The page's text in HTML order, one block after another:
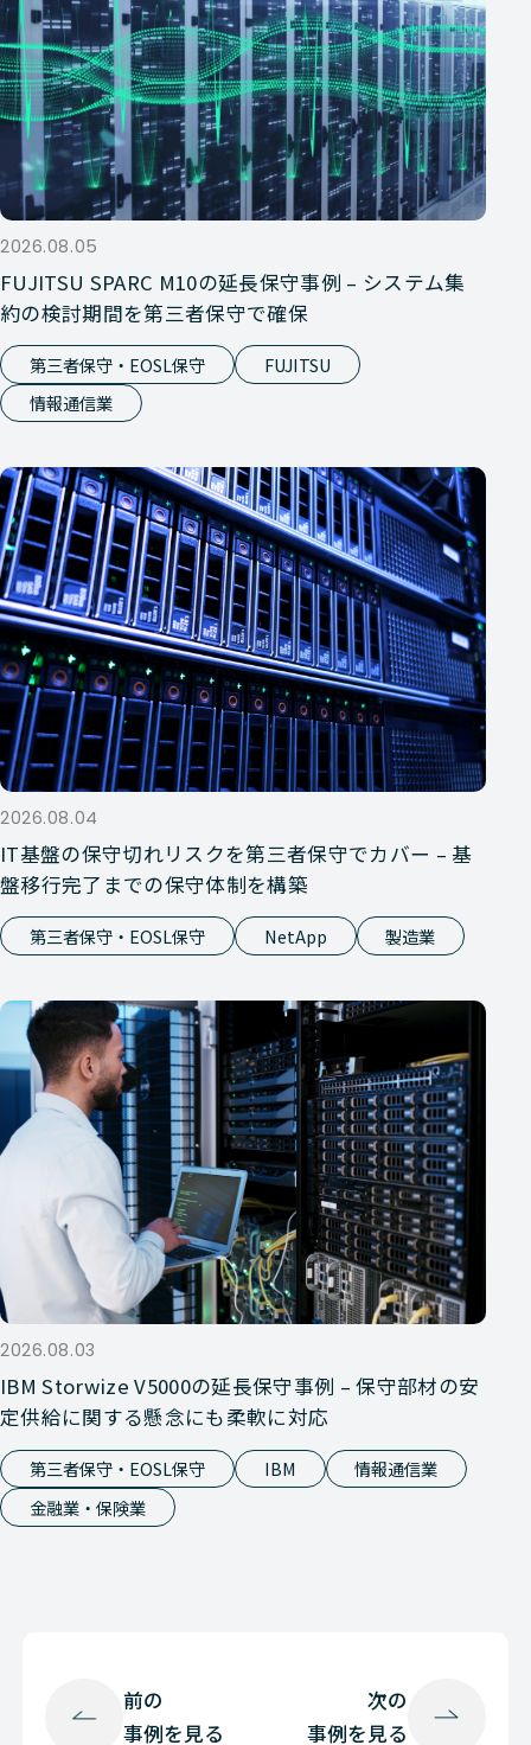
2026.08.05
FUJITSU SPARC M10の延長保守事例 – システム集
約の検討期間を第三者保守で確保
第三者保守・EOSL保守
FUJITSU
情報通信業
2026.08.04
IT基盤の保守切れリスクを第三者保守でカバー – 基
盤移行完了までの保守体制を構築
第三者保守・EOSL保守 NetApp 製造業
2026.08.03
IBM Storwize V5000の延長保守事例 – 保守部材の安
定供給に関する懸念にも柔軟に対応
第三者保守・EOSL保守 IBM
情報通信業
金融業・保険業
前の
事例を見る
次の
事例を見る